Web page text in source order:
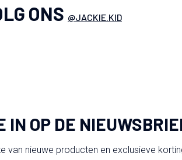
ONS @JACKIE.KID
IN OP DE
van nieuwe producten en exclusieve